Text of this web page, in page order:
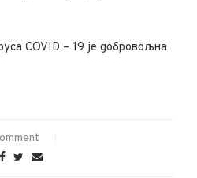
COVID – 19 је добровољна